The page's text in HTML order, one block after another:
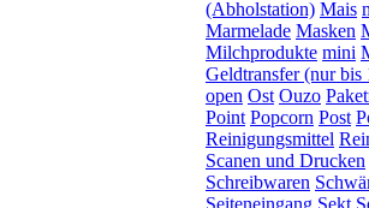
(Abholstation) Mais
Marmelade Masken
Milchprodukte mini
Geldtransfer (nur bis
open Ost Ouzo
Point Popcorn Post
Reinigungsmittel
Scanen und Drucken
Schreibwaren
Seiteneingang Sekt